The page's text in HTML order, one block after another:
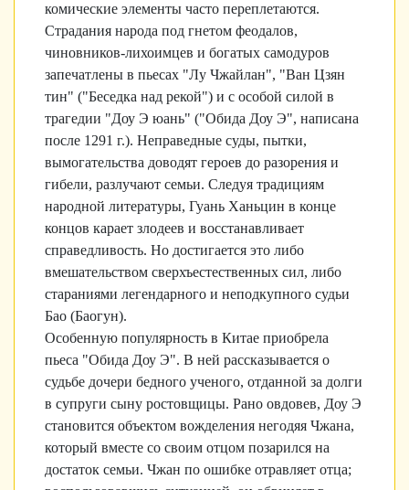
комические элементы часто переплетаются.
Страдания народа под гнетом феодалов,
чиновников-лихоимцев и богатых самодуров
запечатлены в пьесах "Лу Чжайлан", "Ван Цзян
тин" ("Беседка над рекой") и с особой силой в
трагедии "Доу Э юань" ("Обида Доу Э", написана
после 1291 г.). Неправедные суды, пытки,
вымогательства доводят героев до разорения и
гибели, разлучают семьи. Следуя традициям
народной литературы, Гуань Ханьцин в конце
концов карает злодеев и восстанавливает
справедливость. Но достигается это либо
вмешательством сверхъестественных сил, либо
стараниями легендарного и неподкупного судьи
Бао (Баогун).
Особенную популярность в Китае приобрела
пьеса "Обида Доу Э". В ней рассказывается о
судьбе дочери бедного ученого, отданной за долги
в супруги сыну ростовщицы. Рано овдовев, Доу Э
становится объектом вожделения негодяя Чжана,
который вместе со своим отцом позарился на
достаток семьи. Чжан по ошибке отравляет отца;